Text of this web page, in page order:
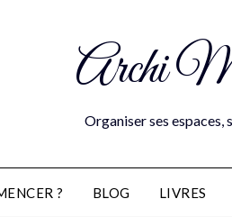
Archi
Organiser ses espaces,
? BLOG LIVRES